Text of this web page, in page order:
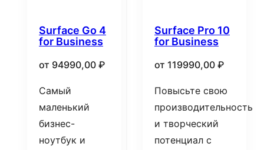
Surface Go 4
for Business
от 94990,00 ₽
Самый
маленький
бизнес-
ноутбук и
Surface Pro 10
for Business
от 119990,00 ₽
Повысьте свою
производительность
и творческий
потенциал с